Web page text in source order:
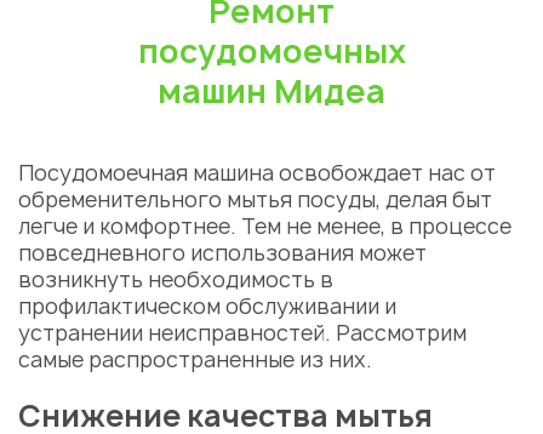
Ремонт
посудомоечных
машин Мидеа
Посудомоечная машина освобождает нас от
обременительного мытья посуды, делая быт
легче и комфортнее. Тем не менее, в процессе
повседневного использования может
возникнуть необходимость в
профилактическом обслуживании и
устранении неисправностей. Рассмотрим
самые распространенные из них.
Снижение качества мытья